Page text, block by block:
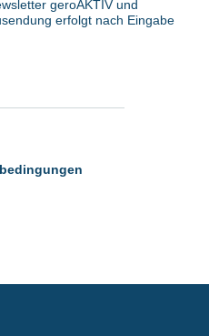
geroAKTIV und
erfolgt nach Eingabe